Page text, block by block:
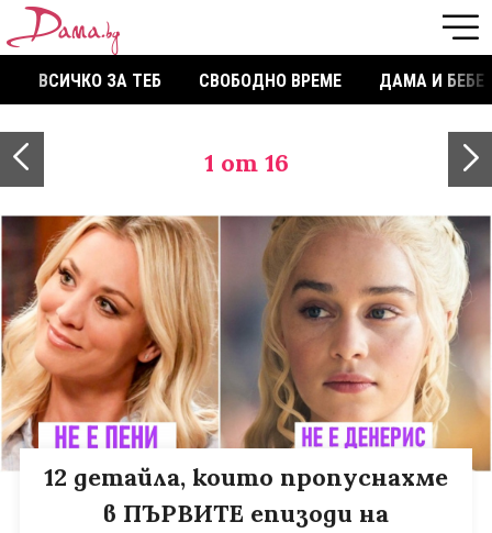
ВСИЧКО ЗА ТЕБ СВОБОДНО ВРЕМЕ ДАМА И БЕБЕ
1 от 16
12 детайла, които пропуснахме
в ПЪРВИТЕ епизоди на